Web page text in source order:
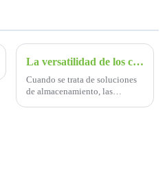
La versatilidad de los casilleros de almacenamiento ABS: soluciones de almacenamiento convenientes y sostenibles
Cuando se trata de soluciones
de almacenamiento, las